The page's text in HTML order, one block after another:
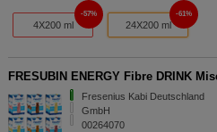
4X200 ml
57%
24X200 ml
61%
FRESUBIN ENERGY Fibre DRINK
Fresenius Kabi Deutschland
GmbH
00264070